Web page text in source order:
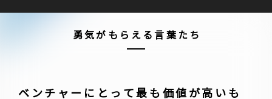
勇気がもらえる言葉たち
ベンチャーにとって最も価値が高いも